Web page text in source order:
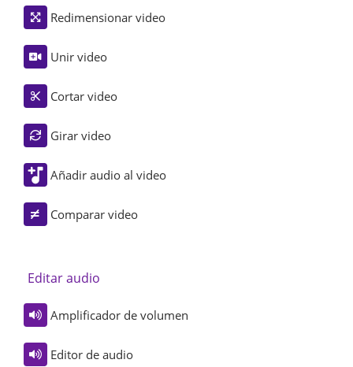
Redimensionar video
Unir video
Cortar video
Girar video
Añadir audio al video
Comparar video
Editar audio
Amplificador de volumen
Editor de audio